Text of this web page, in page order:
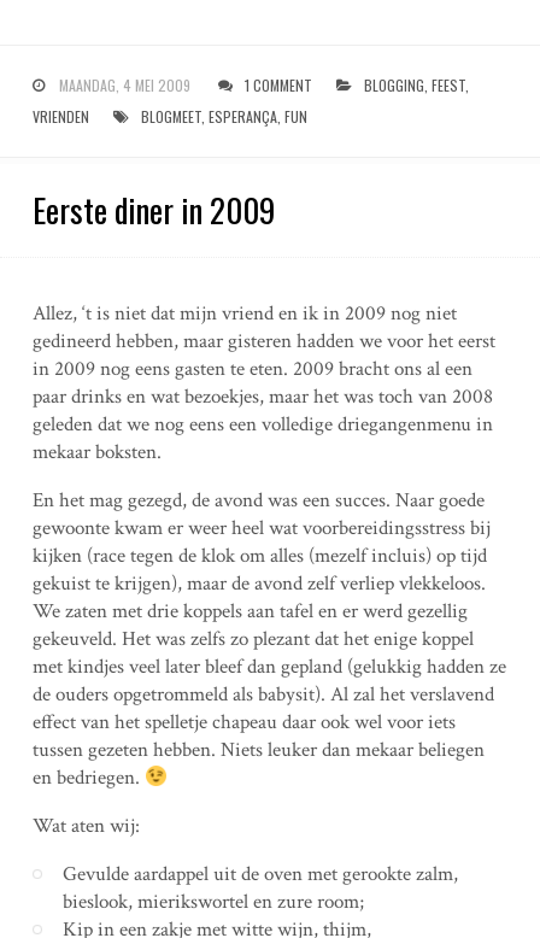
MAANDAG, 4 MEI 2009 1 COMMENT BLOGGING FEEST,
VRIENDEN
BLOGMEET, ESPERANÇA, FUN
Eerste diner in 2009
Allez, ‘t is niet dat mijn vriend en ik in 2009 nog niet
gedineerd hebben, maar gisteren hadden we voor het eerst
in 2009 nog eens gasten te eten. 2009 bracht ons al een
paar drinks en wat bezoekjes, maar het was toch van 2008
geleden dat we nog eens een volledige driegangenmenu in
mekaar boksten.
En het mag gezegd, de avond was een succes. Naar goede
gewoonte kwam er weer heel wat voorbereidingsstress bij
kijken (race tegen de klok om alles (mezelf incluis) op tijd
gekuist te krijgen), maar de avond zelf verliep vlekkeloos.
We zaten met drie koppels aan tafel en er werd gezellig
gekeuveld. Het was zelfs zo plezant dat het enige koppel
met kindjes veel later bleef dan gepland (gelukkig hadden ze
de ouders opgetrommeld als babysit). Al zal het verslavend
effect van het spelletje chapeau daar ook wel voor iets
tussen gezeten hebben. Niets leuker dan mekaar beliegen
en bedriegen.
Wat aten wij:
Gevulde aardappel uit de oven met gerookte zalm,
bieslook, mierikswortel en zure room;
Kip in een zakje met witte wijn, thijm,